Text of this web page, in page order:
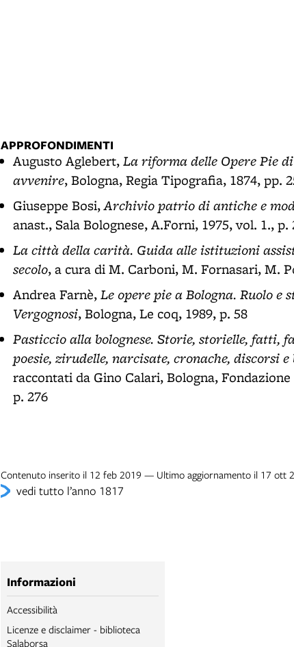
APPROFONDIMENTI
Augusto Aglebert,La riforma delle Opere Pie
avvenire, Bologna, Regia Tipografia, 1874, pp.
Giuseppe Bosi,Archivio patrio di antiche e
anast., Sala Bolognese, A.Forni, 1975, vol. 1., p.
La città della carità. Guida alle istituzioni
secolo, a cura di M. Carboni, M. Fornasari, M.
Andrea Farnè,Le opere pie a Bologna. Ruolo
Vergognosi, Bologna, Le coq, 1989, p. 58
Pasticcio alla bolognese. Storie, storielle, fatti,
poesie, zirudelle, narcisate, cronache, discorsi e
raccontati da Gino Calari, Bologna,
p. 276
Contenuto inserito il 12 feb 2019 — Ultimo aggiornamento il 17 ott
vedi tutto l’anno 1817
Informazioni
Accessibilità
Licenze e disclaimer - biblioteca
Salaborsa